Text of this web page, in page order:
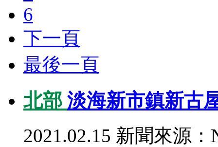
6
下一頁
最後一頁
北部 淡海新市鎮新古
2021.02.15 新聞來源：